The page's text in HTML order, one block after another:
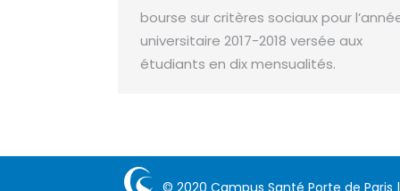
bourse sur critères sociaux pour
universitaire 2017-2018 versée aux
étudiants en dix mensualités.
© 2020 Campus Santé Porte de Paris |